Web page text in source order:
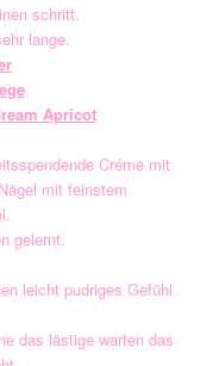
schritt.
lange.
Apricot
Créme mit
mit feinstem
gelernt.
leicht pudriges Gefühl
das lästige warten das